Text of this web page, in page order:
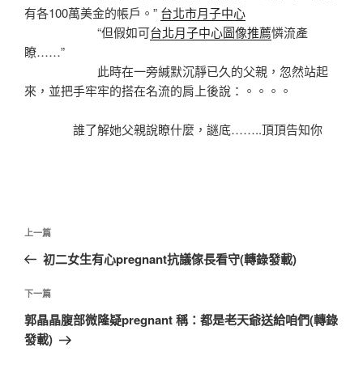
有各100萬美金的帳戶。” 台北市月子中心
“但假如可台北月子中心圖像推薦憐流產
瞭……”
此時在一旁緘默沉靜已久的父親，忽然站起
來，並把手牢牢的搭在名流的肩上後說：。。。。
誰了解她父親說瞭什麼，謎底……..頂頂告知你
文
導
覽
上
一
文
章
上一篇
初二女生有心pregnant抗議傢長看守(轉錄發載)
下
一
篇
下一篇
郭晶晶腹部微隆疑pregnant 稱：都是老天爺送給咱們(轉錄
發載)